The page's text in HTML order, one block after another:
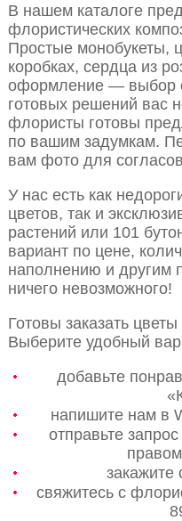
В нашем каталоге
флористических
Простые монобукеты,
коробках, сердца из
оформление — выбор
готовых решений вас
флористы готовы
по вашим задумкам.
вам фото для
У нас есть как
цветов, так и
растений или 101
вариант по цене,
наполнению и другим
ничего невозможного!
Готовы заказать
Выберите удобный
добавьте
напишите нам в
отправьте
закажите
свяжитесь с